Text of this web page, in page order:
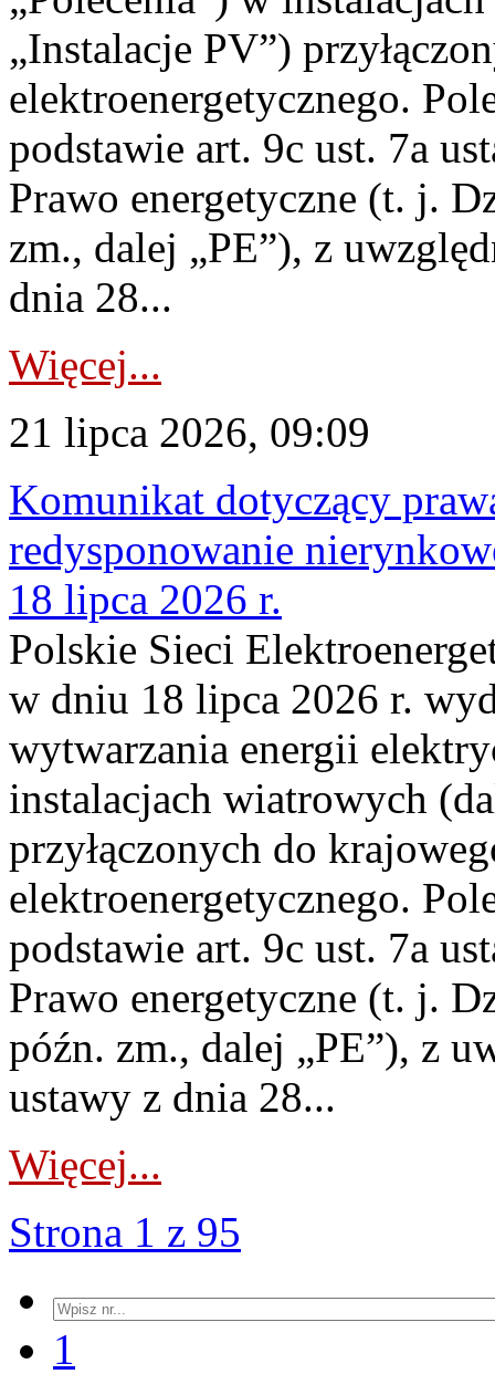
„Instalacje PV”)
elektroenergetycznego.
podstawie art. 9c ust. 7a
Prawo energetyczne (t. j.
zm., dalej „PE”), z
dnia 28...
Więcej...
21 lipca 2026, 09:09
Komunikat dotyczący
redysponowanie
18 lipca 2026 r.
Polskie Sieci
w dniu 18 lipca 2026 r.
wytwarzania energii
instalacjach wiatrowych
przyłączonych do
elektroenergetycznego.
podstawie art. 9c ust. 7a
Prawo energetyczne (t. j.
późn. zm., dalej „PE”), z
ustawy z dnia 28...
Więcej...
Strona 1 z 95
1